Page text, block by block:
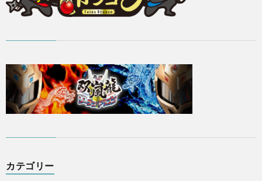
カテゴリー